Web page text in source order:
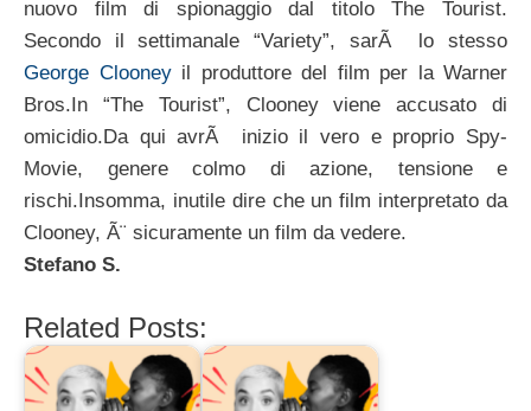
nuovo film di spionaggio dal titolo The Tourist.
Secondo il settimanale “Variety”, sarÃ lo stesso
George Clooney il produttore del film per la Warner
Bros.In “The Tourist”, Clooney viene accusato di
omicidio. Da qui avrÃ inizio il vero e proprio Spy-
Movie, genere colmo di azione, tensione e
rischi.Insomma, inutile dire che un film interpretato da
Clooney, Ã¨ sicuramente un film da vedere.
Stefano S.
Related Posts: